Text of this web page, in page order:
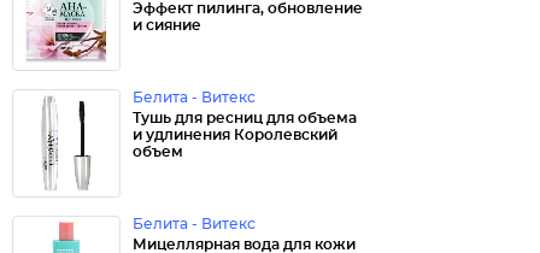
Эффект пилинга, обновление
и сияние
Белита - Витекс
Тушь для ресниц для объема
и удлинения Королевский
объем
Белита - Витекс
Мицеллярная вода для кожи